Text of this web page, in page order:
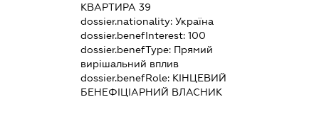
КВАРТИРА 39
dossier.nationality: Україна
dossier.benefInterest: 100
dossier.benefType: Прямий
вирішальний вплив
dossier.benefRole: КІНЦЕВИЙ
БЕНЕФІЦІАРНИЙ ВЛАСНИК